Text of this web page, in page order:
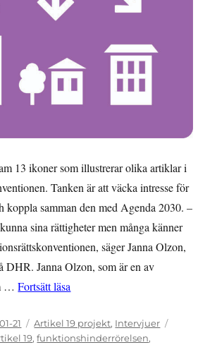
13 ikoner som illustrerar olika artiklar i
Tanken är att väcka intresse för
koppla samman den med Agenda 2030. –
sina rättigheter men många känner
säger Janna Olzon,
DHR. Janna Olzon, som är en av
…Fortsätt läsa
21 Kategorier
Artikel 19 projekt, Intervjuer
19,funktionshinderrörelsen,